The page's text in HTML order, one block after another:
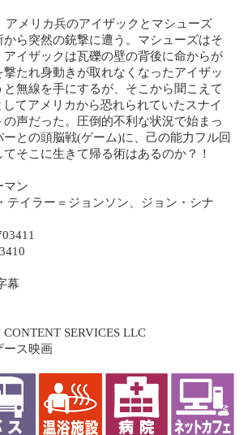
アメリカ兵のアイザックとマシューズ
から突然の銃撃に遭う。マシューズはそ
アイザックは瓦礫の壁の背後に命からが
撃たれ身動きが取れなくなったアイザッ
と無線を手にするが、そこから聞こえて
してアメリカから恐れられていたスナイ
声だった。圧倒的不利な状況で始まっ
との頭脳戦(ゲーム)に、己の能力フル回
そこに生きて帰る術はあるのか？！
マン
テイラー＝ジョンソン、ジョン・シナ
幕
SERVICES LLC
ース映画